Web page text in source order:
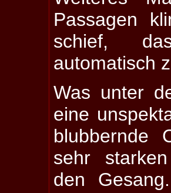
Passagen
schief,
automatisch
Was unter
eine
blubbernde
sehr
den